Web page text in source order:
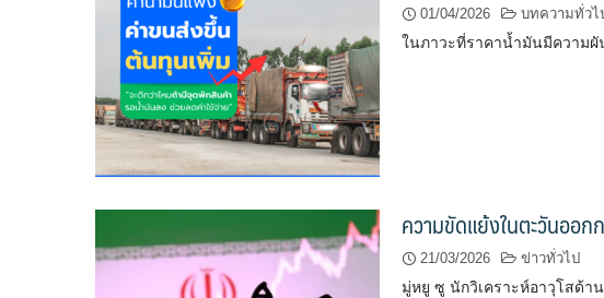
01/04/2026 บทความทั่วไป
ในภาวะที่ราคาน้ำมันมีความผั
ความขัดแย้งในตะวันออ
21/03/2026 ข่าวทั่วไป
มู่หยู ซู นักวิเคราะห์อาวุโสด้